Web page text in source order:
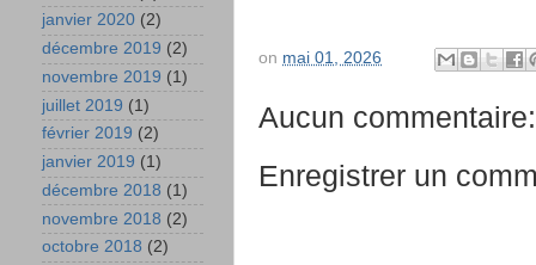
on mai 01, 2026
Aucun commentaire:
Enregistrer un
janvier 2020 (2)
décembre 2019 (2)
novembre 2019 (1)
juillet 2019 (1)
février 2019 (2)
janvier 2019 (1)
décembre 2018 (1)
novembre 2018 (2)
octobre 2018 (2)